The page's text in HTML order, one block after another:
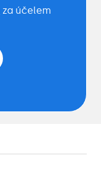
za účelem